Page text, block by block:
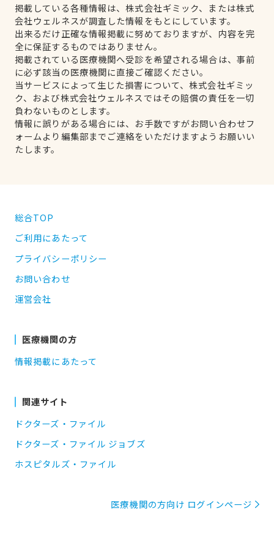
掲載している各種情報は、株式会社ギミック、または株式
会社ウェルネスが調査した情報をもとにしています。
出来るだけ正確な情報掲載に努めておりますが、内容を完
全に保証するものではありません。
掲載されている医療機関へ受診を希望される場合は、事前
に必ず該当の医療機関に直接ご確認ください。
当サービスによって生じた損害について、株式会社ギミッ
ク、および株式会社ウェルネスではその賠償の責任を一切
負わないものとします。
情報に誤りがある場合には、お手数ですがお問い合わせフ
ォームより編集部までご連絡をいただけますようお願いい
たします。
総合TOP
ご利用にあたって
プライバシーポリシー
お問い合わせ
運営会社
医療機関の方
情報掲載にあたって
関連サイト
ドクターズ・ファイル
ドクターズ・ファイル ジョブズ
ホスピタルズ・ファイル
医療機関の方向け ログインページ